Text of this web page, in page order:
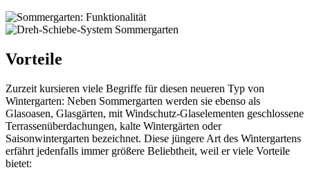
Vorteile
Zurzeit kursieren viele Begriffe für diesen neueren Typ von
Wintergarten: Neben Sommergarten werden sie ebenso als
Glasoasen, Glasgärten, mit Windschutz-Glaselementen geschlossene
Terrassenüberdachungen, kalte Wintergärten oder
Saisonwintergarten bezeichnet. Diese jüngere Art des Wintergartens
erfährt jedenfalls immer größere Beliebtheit, weil er viele Vorteile
bietet: